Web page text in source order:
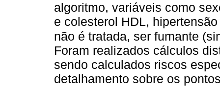
algoritmo, variáveis como
e colesterol HDL,
não é tratada, ser fumante
Foram realizados cálculos
sendo calculados riscos
detalhamento sobre os